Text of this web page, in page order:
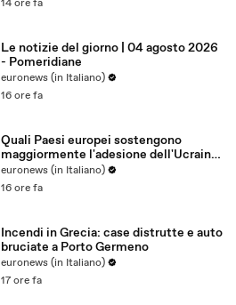
14 ore fa
Le notizie del giorno | 04 agosto 2026
- Pomeridiane
euronews (in Italiano)
16 ore fa
Quali Paesi europei sostengono
maggiormente l'adesione dell'Ucraina
all'Ue?
euronews (in Italiano)
16 ore fa
Incendi in Grecia: case distrutte e auto
bruciate a Porto Germeno
euronews (in Italiano)
17 ore fa